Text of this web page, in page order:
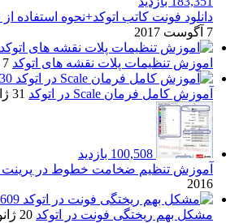
دانلود فونت کاتب اتوکد+نحوه استفاده
7 آگوست 2017
اموزش تنظیمات پلات نقشه های اتوکد 7 سپتامبر 2016
آموزش کامل فرمان Scale در اتوکد
31 ژانویه 2016
100,508 بازدید
آموزش تنظیم ضخامت خطوط در پرینت
2016
84,609
مشکل بهم ریختگی فونت در اتوکد 20 ژانویه 2016